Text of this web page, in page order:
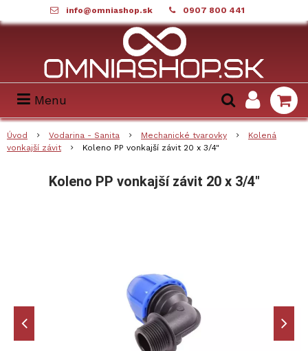
info@omniashop.sk 0907 800 441
Menu
Úvod Vodarina - Sanita Mechanické tvarovky
Kolená
vonkajší závit
Koleno PP vonkajší závit 20 x 3/4"
Koleno PP vonkajší závit 20 x 3/4"